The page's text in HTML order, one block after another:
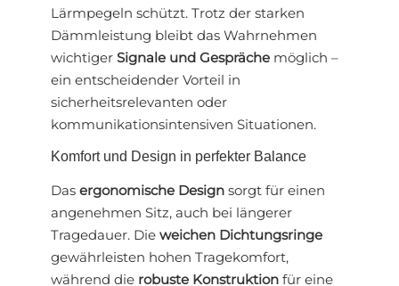
Lärmpegeln schützt. Trotz der starken
Dämmleistung bleibt das Wahrnehmen
wichtiger Signale und Gesprächemöglich –
ein entscheidender Vorteil in
sicherheitsrelevanten oder
kommunikationsintensiven Situationen.
Komfort und Design in perfekter Balance
Das ergonomische Designsorgt für einen
angenehmen Sitz, auch bei längerer
Tragedauer. Die weichen Dichtungsringe
gewährleisten hohen Tragekomfort,
während die robuste Konstruktionfür eine